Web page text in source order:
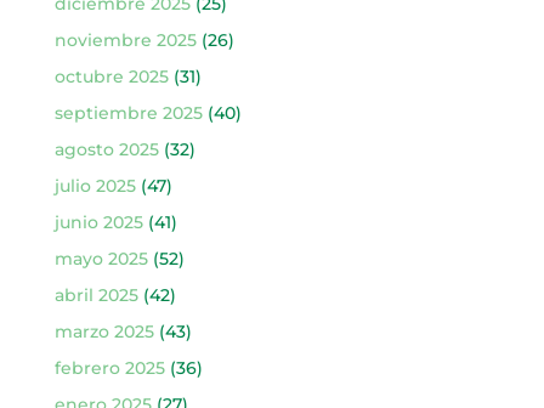
noviembre 2025(26)
octubre 2025(31)
septiembre 2025(40)
agosto 2025(32)
julio 2025(47)
junio 2025(41)
mayo 2025(52)
abril 2025(42)
marzo 2025(43)
febrero 2025(36)